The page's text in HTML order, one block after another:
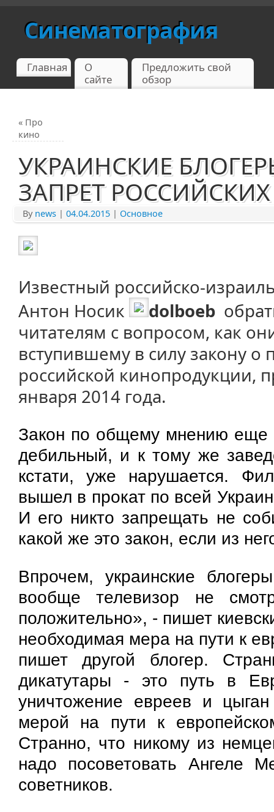
Синематография
Главная
О
сайте
Предложить свой
обзор
« Про
кино
УКРАИНСКИЕ
ЗАПРЕТ
By news | 04.04.2015 | Основное
Известный российско-
Антон Носик
dolboeb
читателям с вопросом, как
вступившему в силу закону о
российской кинопродукции,
января 2014 года.
Закон по общему мнению
дебильный, и к тому же
кстати, уже нарушается.
вышел в прокат по всей
И его никто запрещать не
какой же это закон, если из
Впрочем, украинские
вообще телевизор не
положительно», - пишет
необходимая мера на пути к
пишет другой блогер.
дикатутары - это путь в
уничтожение евреев и
мерой на пути к
Странно, что никому из
надо посоветовать Ангеле
советников.